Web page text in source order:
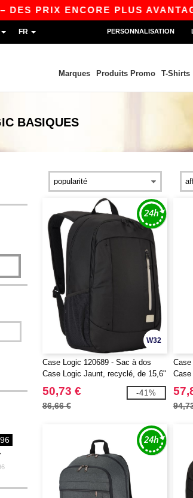
ENCORE PLUS
FR PERSONNALISATION
Marques Produits Promo T-Shirts
BASIQUES
W32
Case Logic 120689 - Sac à dos
Case Logic Jaunt, recyclé, de 15,6"
50,73 €
86,66 €
-41%